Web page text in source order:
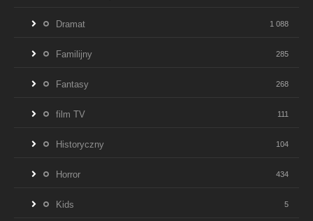
Dramat 1 088
Familijny 285
Fantasy 268
film TV 111
Historyczny 104
Horror 434
Kids 5